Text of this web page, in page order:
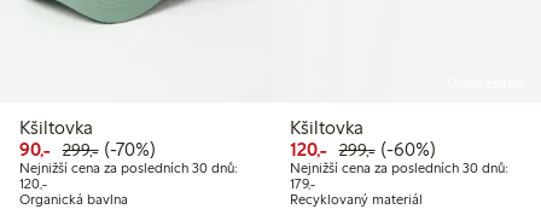
Kšiltovka
90,- Snížená cena: 90,00 Kč
299,-Běžná cena: 299,00 Kč
70% sleva
(-70%)
Nejnižší cena za posledních 30 dnů:
120,-Nejnižší cena za posledních 30 dnů: 120,00 Kč
Organická bavlna
Kšiltovka
120,- Snížená cena: 120,00 Kč
299,-Běžná cena: 299,00
60% sleva
(-60%)
Nejnižší cena za posledních 30 dnů:
179,-Nejnižší cena za posledních 30 dnů:
Recyklovaný materiál